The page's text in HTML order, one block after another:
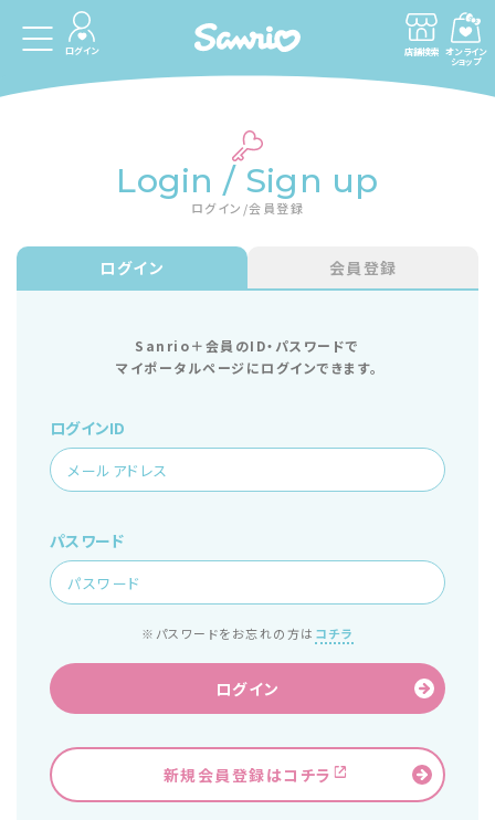
ログイン 店舗検索 オンライン
ショップ
Login / Sign up
ログイン/会員登録
ログイン 会員登録
Sanrio＋会員のID・パスワードで
マイポータルページにログインできます。
ログインID
パスワード
※パスワードをお忘れの方は コチラ
ログイン
新規会員登録はコチラ